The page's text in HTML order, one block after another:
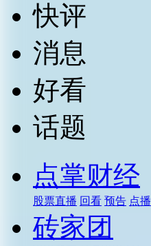
快评
消息
好看
话题
点掌财经
股票直播 回看 预告 点播
砖家团